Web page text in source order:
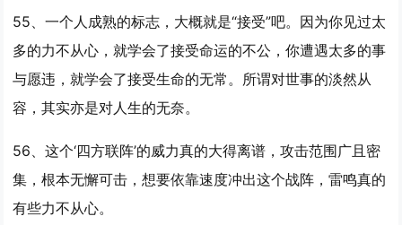
55、一个人成熟的标志，大概就是“接受”吧。因为你见过太
多的力不从心 ，就学会了接受命运的不公，你遭遇太多的事
与愿违，就学会了接受生命的无常。所谓对世事的淡然从
容，其实亦是对人生的无奈。
56、这个‘四方联阵’的威力真的大得离谱，攻击范围广且密
集，根本无懈可击，想要依靠速度冲出这个战阵，雷鸣真的
有些力不从心。